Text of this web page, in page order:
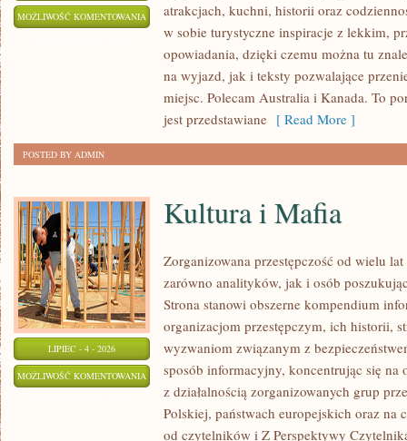
MOŻLIWOŚĆ KOMENTOWANIA MAROKO
atrakcjach, kuchni, historii oraz
w sobie turystyczne inspiracje z lekkim,
opowiadania, dzięki czemu można tu
na wyjazd, jak i teksty pozwalające
miejsc. Polecam Australia i Kanada. To
jest przedstawiane [ Read More ]
POSTED BY ADMIN
LIPIEC - 4 - 2026
MOŻLIWOŚĆ KOMENTOWANIA KULTURA
MAFIA
Kultura i Mafia
Zorganizowana przestępczość od wielu
zarówno analityków, jak i osób
Strona stanowi obszerne kompendium
organizacjom przestępczym, ich historii,
wyzwaniom związanym z
sposób informacyjny, koncentrując się
z działalnością zorganizowanych grup
Polskiej, państwach europejskich oraz na
od czytelników i Z Perspektywy